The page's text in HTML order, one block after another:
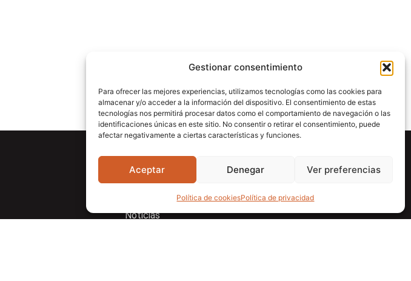
Gestionar consentimiento
Para ofrecer las mejores experiencias, utilizamos tecnologías como las cookies para
almacenar y/o acceder a la información del dispositivo. El consentimiento de estas
tecnologías nos permitirá procesar datos como el comportamiento de navegación o las
identificaciones únicas en este sitio. No consentir o retirar el consentimiento, puede
afectar negativamente a ciertas características y funciones.
Aceptar Denegar Ver preferencias
Política de cookiesPolítica de privacidad
Enlaces de interés
Empresa
Noticias